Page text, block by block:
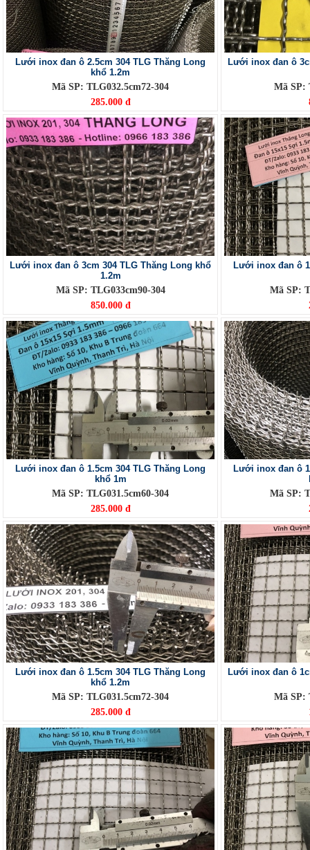
Lưới inox đan ô 2.5cm 304 TLG Thăng Long
khổ 1.2m
Mã SP: TLG032.5cm72-304
285.000 đ
Lưới inox đan ô
Mã SP:
Lưới inox đan ô 3cm 304 TLG Thăng Long khổ
1.2m
Mã SP: TLG033cm90-304
850.000 đ
Lưới inox đan ô
Mã SP:
Lưới inox đan ô 1.5cm 304 TLG Thăng Long
khổ 1m
Mã SP: TLG031.5cm60-304
285.000 đ
Lưới inox đan ô
Mã SP:
Lưới inox đan ô 1.5cm 304 TLG Thăng Long
khổ 1.2m
Mã SP: TLG031.5cm72-304
285.000 đ
Lưới inox đan ô
Mã SP: